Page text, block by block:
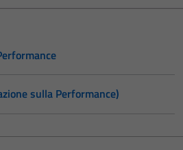
sulla Performance)